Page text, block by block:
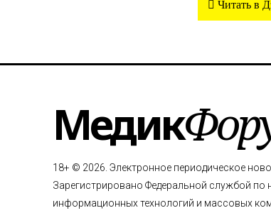
Читать в
Медик
18+ © 2026. Электронное периодическое
Зарегистрировано Федеральной службой по
информационных технологий и массовых